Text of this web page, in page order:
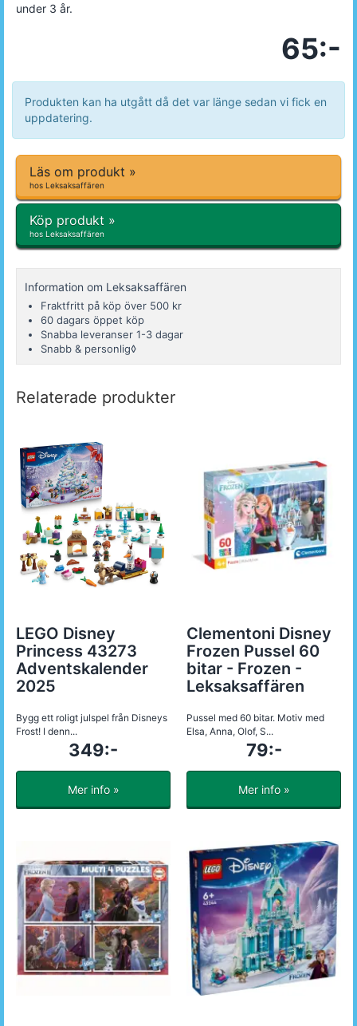
under 3 år.
65:-
Produkten kan ha utgått då det var länge sedan vi fick en
uppdatering.
Läs om produkt »
hos Leksaksaffären
Köp produkt »
hos Leksaksaffären
Information om Leksaksaffären
Fraktfritt på köp över 500 kr
60 dagars öppet köp
Snabba leveranser 1-3 dagar
Snabb & personlig◊
Relaterade produkter
LEGO Disney
Princess 43273
Adventskalender
2025
Bygg ett roligt julspel från Disneys
Frost! I denn...
349:-
Mer info »
Clementoni Disney
Frozen Pussel 60
bitar - Frozen -
Leksaksaffären
Pussel med 60 bitar. Motiv med
Elsa, Anna, Olof, S...
79:-
Mer info »